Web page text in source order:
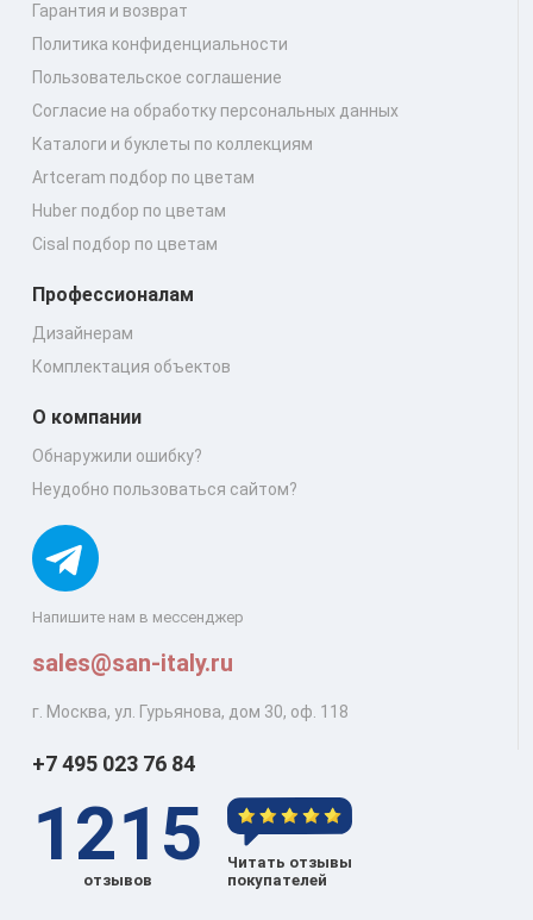
Напишите нам в мессенджер
sales@san-italy.ru
г. Москва, ул. Гурьянова, дом 30, оф. 118
Гарантия и возврат
Политика конфиденциальности
Пользовательское соглашение
Согласие на обработку персональных данных
Каталоги и буклеты по коллекциям
Artceram подбор по цветам
Huber подбор по цветам
Cisal подбор по цветам
Профессионалам
Дизайнерам
Комплектация объектов
О компании
Обнаружили ошибку?
Неудобно пользоваться сайтом?
+7 495 023 76 84
1215
отзывов
Читать отзывы
покупателей